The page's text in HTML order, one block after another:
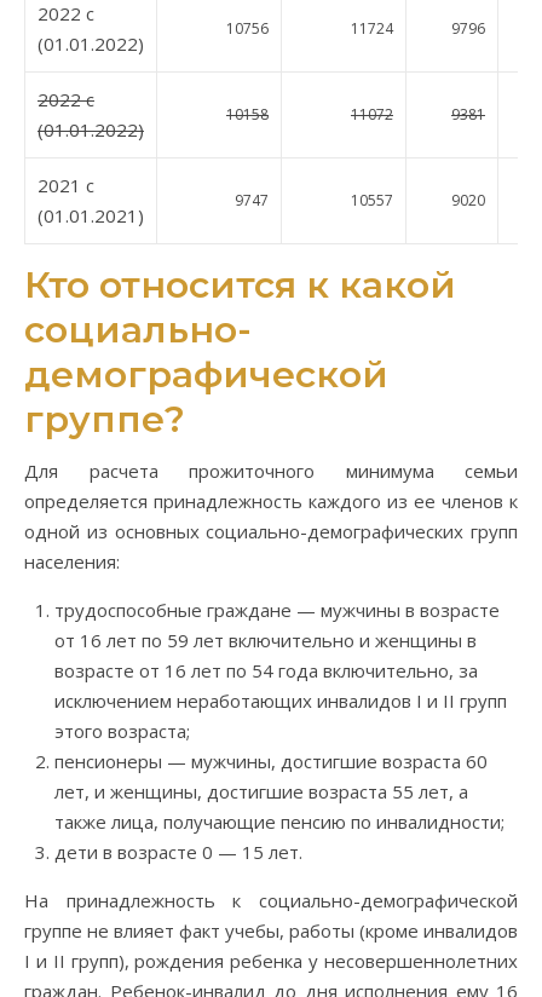
2022 c
(01.01.2022)
10756 11724 9796
2022 c
(01.01.2022)
10158 11072 9381
2021 c
(01.01.2021)
9747 10557 9020
Кто относится к какой
социально-
демографической
группе?
Для расчета прожиточного минимума семьи
определяется принадлежность каждого из ее членов к
одной из основных социально-демографических групп
населения:
трудоспособные граждане — мужчины в возрасте
от 16 лет по 59 лет включительно и женщины в
возрасте от 16 лет по 54 года включительно, за
исключением неработающих инвалидов I и II групп
этого возраста;
пенсионеры — мужчины, достигшие возраста 60
лет, и женщины, достигшие возраста 55 лет, а
также лица, получающие пенсию по инвалидности;
дети в возрасте 0 — 15 лет.
На принадлежность к социально-демографической
группе не влияет факт учебы, работы (кроме инвалидов
I и II групп), рождения ребенка у несовершеннолетних
граждан. Ребенок-инвалид до дня исполнения ему 16